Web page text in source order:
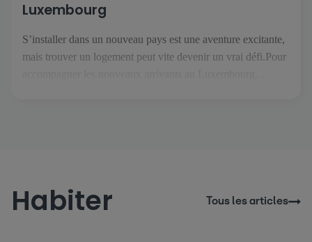
Luxembourg
S’installer dans un nouveau pays est une aventure excitante,
mais trouver un logement peut vite devenir un vrai défi.Pour
Habiter Tous les articles